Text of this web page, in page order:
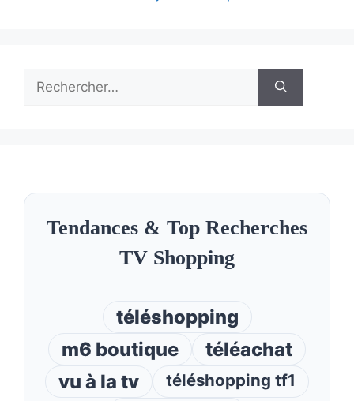
Tendances & Top Recherches
TV Shopping
téléshopping
m6 boutique
téléachat
vu à la tv
téléshopping tf1